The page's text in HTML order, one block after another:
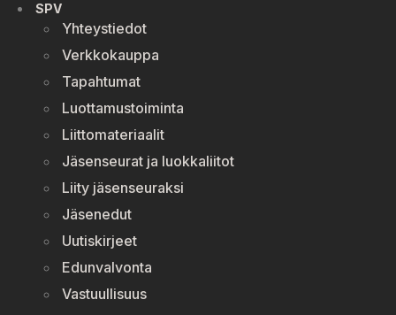
SPV
Yhteystiedot
Verkkokauppa
Tapahtumat
Luottamustoiminta
Liittomateriaalit
Jäsenseurat ja luokkaliitot
Liity jäsenseuraksi
Jäsenedut
Uutiskirjeet
Edunvalvonta
Vastuullisuus